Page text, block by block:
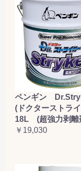
ペンギン
(ドクターストラ
18L (超強力剥離
￥19,030